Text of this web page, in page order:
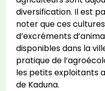
diversification. Il est
noter que ces
d’excréments
disponibles dans la
pratique de
les petits exploitants
de Kaduna.